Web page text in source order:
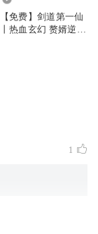
【免费】剑道第一仙
丨热血玄幻 赘婿逆袭
1